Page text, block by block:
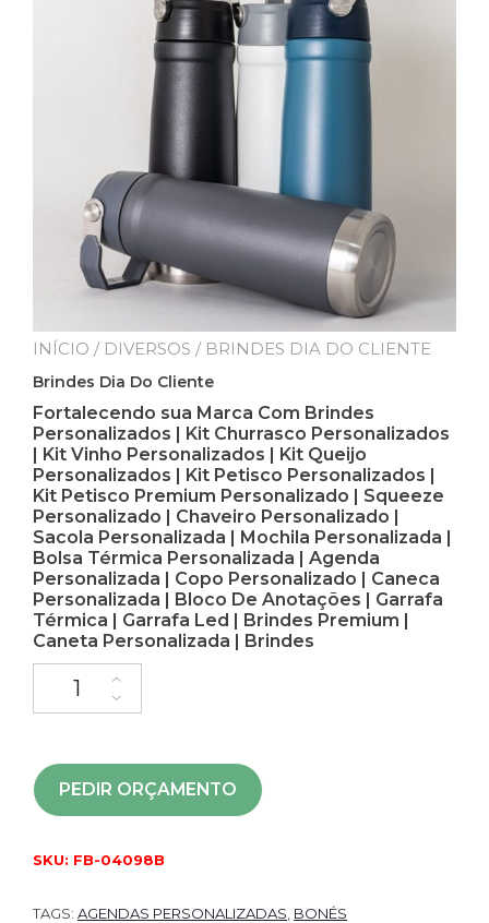
INÍCIO / DIVERSOS / BRINDES DIA DO CLIENTE
Brindes Dia Do Cliente
Fortalecendo sua Marca Com Brindes
Personalizados | Kit Churrasco Personalizados
| Kit Vinho Personalizados | Kit Queijo
Personalizados | Kit Petisco Personalizados |
Kit Petisco Premium Personalizado | Squeeze
Personalizado | Chaveiro Personalizado |
Sacola Personalizada | Mochila Personalizada |
Bolsa Térmica Personalizada | Agenda
Personalizada | Copo Personalizado | Caneca
Personalizada | Bloco De Anotações | Garrafa
Térmica | Garrafa Led | Brindes Premium |
Caneta Personalizada | Brindes
PEDIR ORÇAMENTO
SKU: FB-04098B
TAGS: AGENDAS PERSONALIZADAS BONÉS